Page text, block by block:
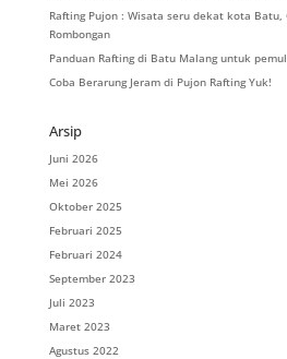
Rafting Pujon : Wisata seru dekat kota Batu,
Rombongan
Panduan Rafting di Batu Malang untuk
Coba Berarung Jeram di Pujon Rafting Yuk!
Arsip
Juni 2026
Mei 2026
Oktober 2025
Februari 2025
Februari 2024
September 2023
Juli 2023
Maret 2023
Agustus 2022